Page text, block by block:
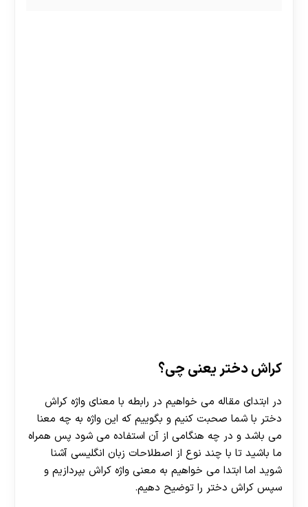
کراش دختر یعنی چی؟
در ابتدای مقاله می خواهیم در رابطه با معنای واژه کراش
دختر با شما صحبت کنیم و بگوییم که این واژه به چه معنا
می باشد و در چه هنگامی از آن استفاده می شود پس همراه
ما باشید تا با چند نوع از اصطلاحات زبان انگلیسی آشنا
شوید اما ابتدا می‌ خواهیم به معنی واژه کراش بپردازیم و
سپس کراش دختر را توضیح دهیم.